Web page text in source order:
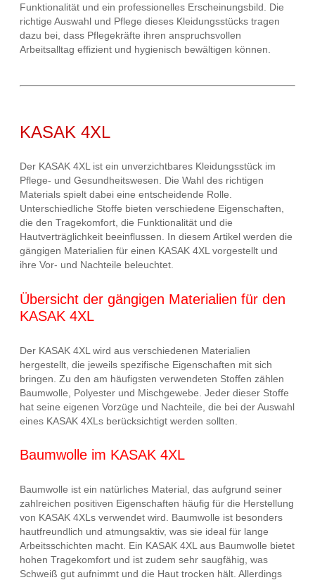
Funktionalität und ein professionelles Erscheinungsbild. Die
richtige Auswahl und Pflege dieses Kleidungsstücks tragen
dazu bei, dass Pflegekräfte ihren anspruchsvollen
Arbeitsalltag effizient und hygienisch bewältigen können.
KASAK 4XL
Der KASAK 4XL ist ein unverzichtbares Kleidungsstück im
Pflege- und Gesundheitswesen. Die Wahl des richtigen
Materials spielt dabei eine entscheidende Rolle.
Unterschiedliche Stoffe bieten verschiedene Eigenschaften,
die den Tragekomfort, die Funktionalität und die
Hautverträglichkeit beeinflussen. In diesem Artikel werden die
gängigen Materialien für einen KASAK 4XL vorgestellt und
ihre Vor- und Nachteile beleuchtet.
Übersicht der gängigen Materialien für den
KASAK 4XL
Der KASAK 4XL wird aus verschiedenen Materialien
hergestellt, die jeweils spezifische Eigenschaften mit sich
bringen. Zu den am häufigsten verwendeten Stoffen zählen
Baumwolle, Polyester und Mischgewebe. Jeder dieser Stoffe
hat seine eigenen Vorzüge und Nachteile, die bei der Auswahl
eines KASAK 4XLs berücksichtigt werden sollten.
Baumwolle im KASAK 4XL
Baumwolle ist ein natürliches Material, das aufgrund seiner
zahlreichen positiven Eigenschaften häufig für die Herstellung
von KASAK 4XLs verwendet wird. Baumwolle ist besonders
hautfreundlich und atmungsaktiv, was sie ideal für lange
Arbeitsschichten macht. Ein KASAK 4XL aus Baumwolle bietet
hohen Tragekomfort und ist zudem sehr saugfähig, was
Schweiß gut aufnimmt und die Haut trocken hält. Allerdings